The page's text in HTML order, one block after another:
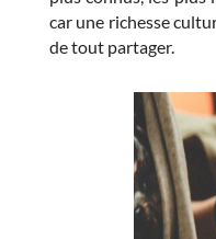
car une richesse
de tout partager.